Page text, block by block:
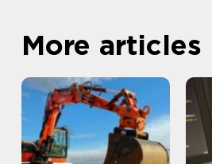
More articles